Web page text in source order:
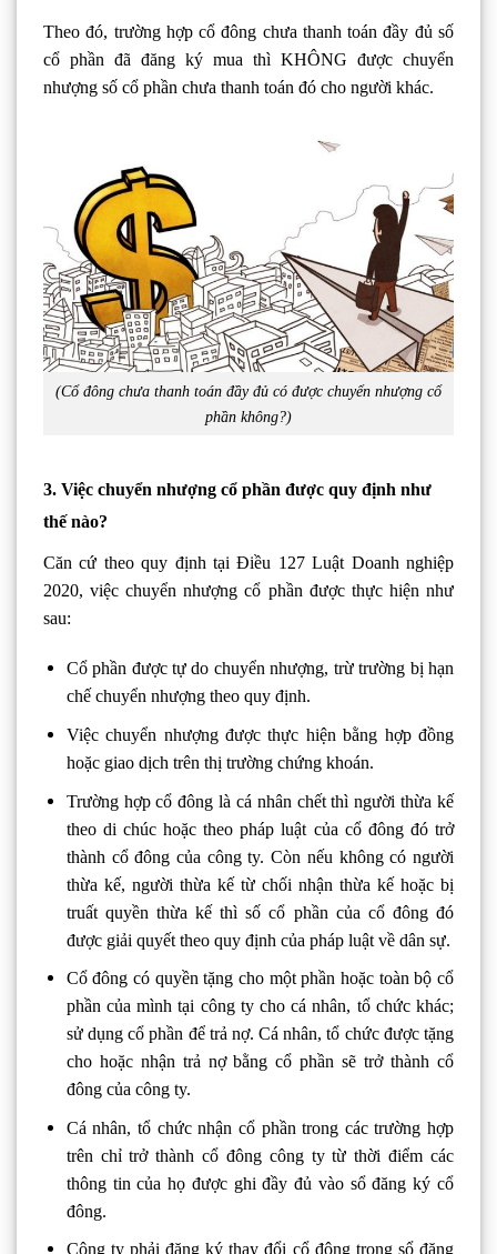
Theo đó, trường hợp cổ đông chưa thanh toán đầy đủ số
cổ phần đã đăng ký mua thì KHÔNG được chuyển
nhượng số cổ phần chưa thanh toán đó cho người khác.
(Cổ đông chưa thanh toán đầy đủ có được chuyển nhượng cổ
phần không?)
3. Việc chuyển nhượng cổ phần được quy định như
thế nào?
Căn cứ theo quy định tại Điều 127 Luật Doanh nghiệp
2020, việc chuyển nhượng cổ phần được thực hiện như
sau:
Cổ phần được tự do chuyển nhượng, trừ trường bị hạn
chế chuyển nhượng theo quy định.
Việc chuyển nhượng được thực hiện bằng hợp đồng
hoặc giao dịch trên thị trường chứng khoán.
Trường hợp cổ đông là cá nhân chết thì người thừa kế
theo di chúc hoặc theo pháp luật của cổ đông đó trở
thành cổ đông của công ty. Còn nếu không có người
thừa kế, người thừa kế từ chối nhận thừa kế hoặc bị
truất quyền thừa kế thì số cổ phần của cổ đông đó
được giải quyết theo quy định của pháp luật về dân sự.
Cổ đông có quyền tặng cho một phần hoặc toàn bộ cổ
phần của mình tại công ty cho cá nhân, tổ chức khác;
sử dụng cổ phần để trả nợ. Cá nhân, tổ chức được tặng
cho hoặc nhận trả nợ bằng cổ phần sẽ trở thành cổ
đông của công ty.
Cá nhân, tổ chức nhận cổ phần trong các trường hợp
trên chỉ trở thành cổ đông công ty từ thời điểm các
thông tin của họ được ghi đầy đủ vào sổ đăng ký cổ
đông.
Công ty phải đăng ký thay đổi cổ đông trong sổ đăng